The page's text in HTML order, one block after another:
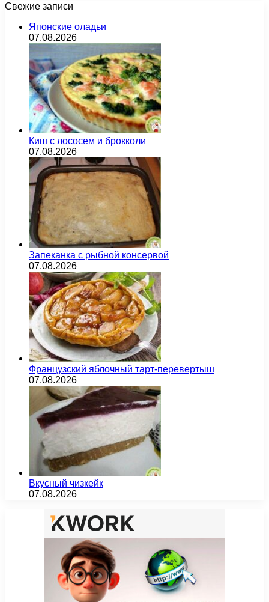
Свежие записи
Японские оладьи
07.08.2026
Киш с лососем и брокколи
07.08.2026
Запеканка с рыбной консервой
07.08.2026
Французский яблочный тарт-перевертыш
07.08.2026
Вкусный чизкейк
07.08.2026